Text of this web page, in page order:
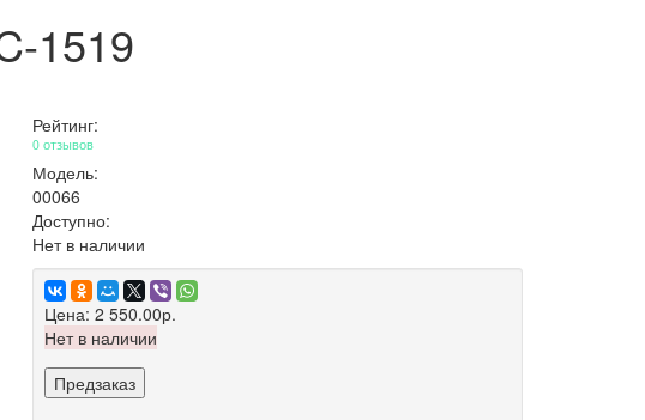
1519
Рейтинг:
0 отзывов
Модель:
00066
Доступно:
Нет в наличии
Цена: 2 550.00р.
Нет в наличии
Предзаказ